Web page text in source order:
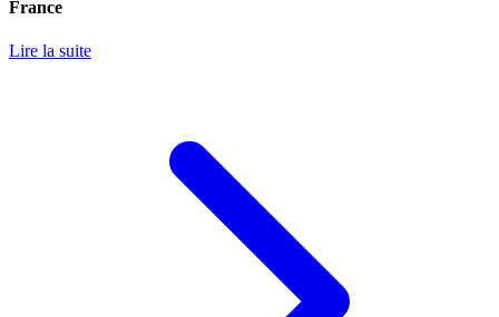
France
Lire la suite